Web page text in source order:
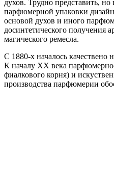
духов. Трудно представить,
парфюмерной упаковки
основой духов и иного
досинтетического получения
магического ремесла.
С 1880-х началось
К началу ХХ века
фиалкового корня) и
производства парфюмерии